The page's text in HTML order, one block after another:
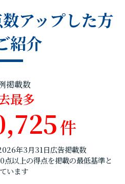
アップした方
紹介
掲載数
最多
件
年3月31日広告掲載数
以上の得点を掲載の最低基準と
います